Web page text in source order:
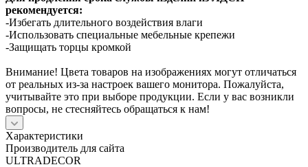
рекомендуется:
-Избегать длительного воздействия влаги
-Использовать специальные мебельные крепежи
-Защищать торцы кромкой
Внимание! Цвета товаров на изображениях могут отличаться
от реальных из-за настроек вашего монитора. Пожалуйста,
учитывайте это при выборе продукции. Если у вас возникли
вопросы, не стесняйтесь обращаться к нам!
Характеристики
Производитель для сайта
ULTRADECOR